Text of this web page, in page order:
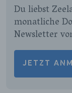
Du liebst
monatliche
Newsletter
JETZT